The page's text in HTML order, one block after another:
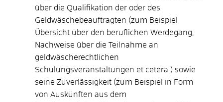
über die Qualifikation der oder des
Geldwäschebeauftragten (zum Beispiel
Übersicht über den beruflichen Werdegang,
Nachweise über die Teilnahme an
geldwäscherechtlichen
Schulungsveranstaltungen et cetera ) sowie
seine Zuverlässigkeit (zum Beispiel in Form
von Auskünften aus dem